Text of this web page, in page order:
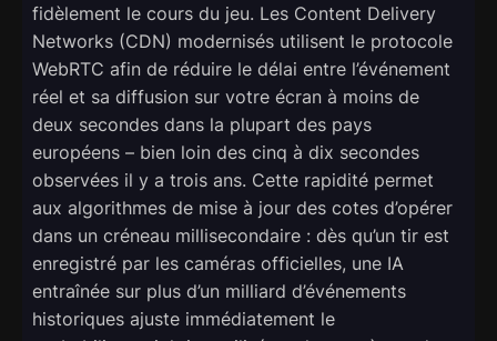
fidèlement le cours du jeu. Les Content Delivery
Networks (CDN) modernisés utilisent le protocole
WebRTC afin de réduire le délai entre l’événement
réel et sa diffusion sur votre écran à moins de
deux secondes dans la plupart des pays
européens – bien loin des cinq à dix secondes
observées il y a trois ans. Cette rapidité permet
aux algorithmes de mise à jour des cotes d’opérer
dans un créneau millisecondaire : dès qu’un tir est
enregistré par les caméras officielles, une IA
entraînée sur plus d’un milliard d’événements
historiques ajuste immédiatement le